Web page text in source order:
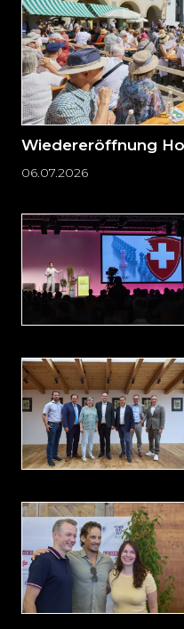
Wiedereröffnung
06.07.2026